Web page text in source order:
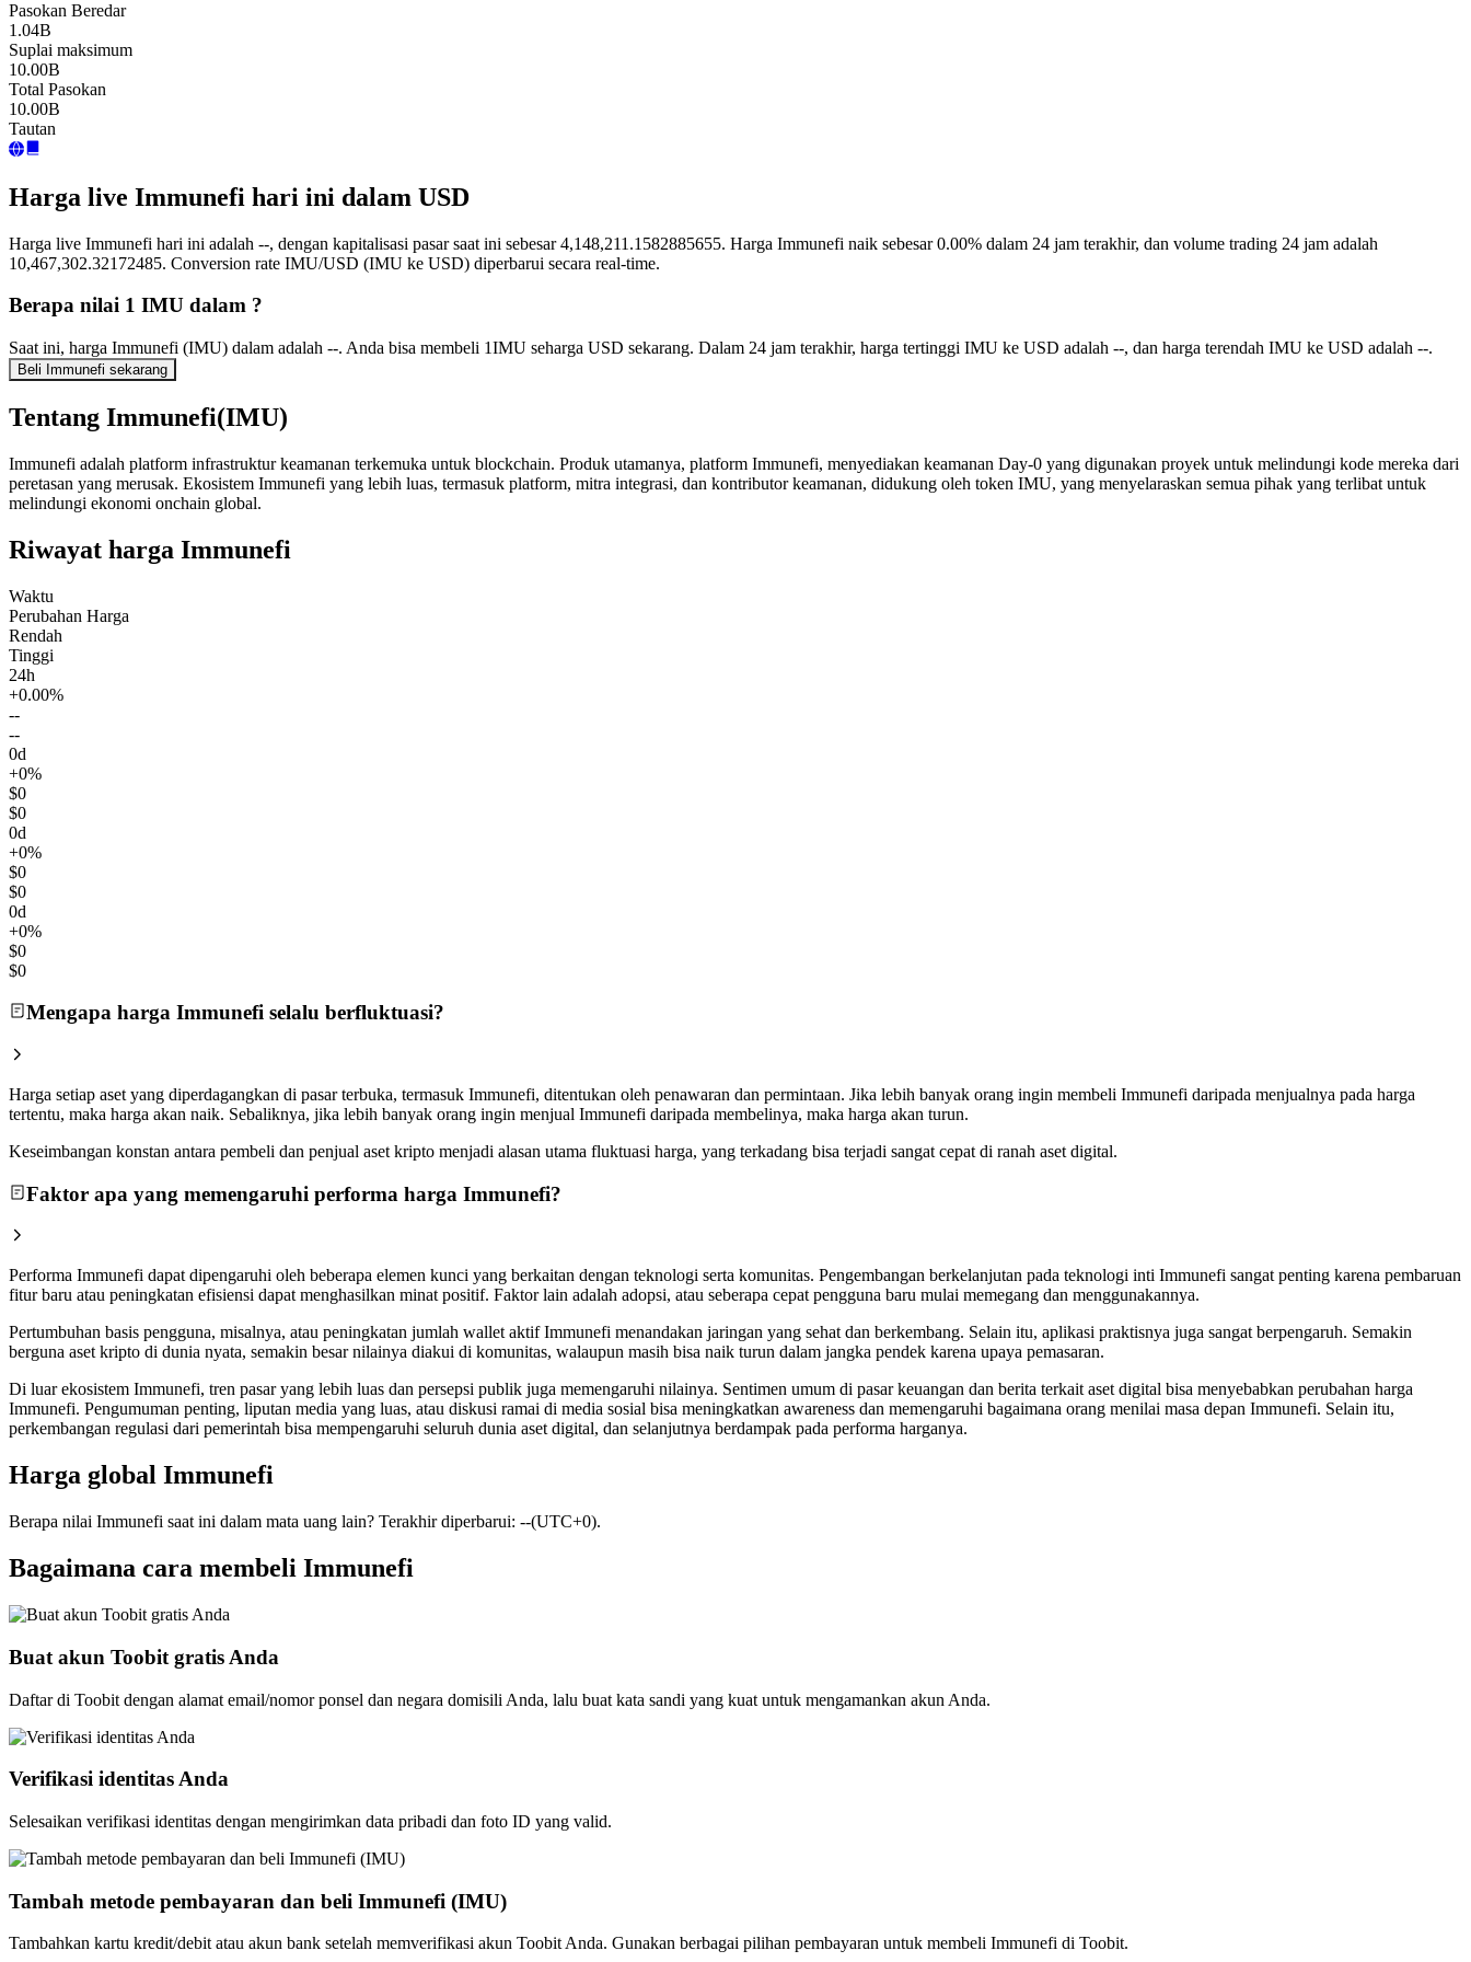
Pasokan Beredar
1.04B
Suplai maksimum
10.00B
Total Pasokan
10.00B
Tautan
Harga live Immunefi hari ini dalam USD
Harga live Immunefi hari ini adalah --, dengan kapitalisasi pasar saat ini sebesar 4,148,211.1582885655. Harga Immunefi naik sebesar 0.00% dalam 24 jam terakhir, dan volume trading 24 jam adalah
10,467,302.32172485. Conversion rate IMU/USD (IMU ke USD) diperbarui secara real-time.
Berapa nilai 1 IMU dalam ?
Saat ini, harga Immunefi (IMU) dalam adalah --. Anda bisa membeli 1IMU seharga USD sekarang. Dalam 24 jam terakhir, harga tertinggi IMU ke USD adalah --, dan harga terendah IMU ke USD adalah --.
Beli Immunefi sekarang
Tentang Immunefi(IMU)
Immunefi adalah platform infrastruktur keamanan terkemuka untuk blockchain. Produk utamanya, platform Immunefi, menyediakan keamanan Day-0 yang digunakan proyek untuk melindungi kode mereka dari
peretasan yang merusak. Ekosistem Immunefi yang lebih luas, termasuk platform, mitra integrasi, dan kontributor keamanan, didukung oleh token IMU, yang menyelaraskan semua pihak yang terlibat untuk
melindungi ekonomi onchain global.
Riwayat harga Immunefi
Waktu
Perubahan Harga
Rendah
Tinggi
24h
+0.00%
--
--
0d
+0%
$0
$0
0d
+0%
$0
$0
0d
+0%
$0
$0
Mengapa harga Immunefi selalu berfluktuasi?
Harga setiap aset yang diperdagangkan di pasar terbuka, termasuk Immunefi, ditentukan oleh penawaran dan permintaan. Jika lebih banyak orang ingin membeli Immunefi daripada menjualnya pada harga
tertentu, maka harga akan naik. Sebaliknya, jika lebih banyak orang ingin menjual Immunefi daripada membelinya, maka harga akan turun.
Keseimbangan konstan antara pembeli dan penjual aset kripto menjadi alasan utama fluktuasi harga, yang terkadang bisa terjadi sangat cepat di ranah aset digital.
Faktor apa yang memengaruhi performa harga Immunefi?
Performa Immunefi dapat dipengaruhi oleh beberapa elemen kunci yang berkaitan dengan teknologi serta komunitas. Pengembangan berkelanjutan pada teknologi inti Immunefi sangat penting karena pembaruan
fitur baru atau peningkatan efisiensi dapat menghasilkan minat positif. Faktor lain adalah adopsi, atau seberapa cepat pengguna baru mulai memegang dan menggunakannya.
Pertumbuhan basis pengguna, misalnya, atau peningkatan jumlah wallet aktif Immunefi menandakan jaringan yang sehat dan berkembang. Selain itu, aplikasi praktisnya juga sangat berpengaruh. Semakin
berguna aset kripto di dunia nyata, semakin besar nilainya diakui di komunitas, walaupun masih bisa naik turun dalam jangka pendek karena upaya pemasaran.
Di luar ekosistem Immunefi, tren pasar yang lebih luas dan persepsi publik juga memengaruhi nilainya. Sentimen umum di pasar keuangan dan berita terkait aset digital bisa menyebabkan perubahan harga
Immunefi. Pengumuman penting, liputan media yang luas, atau diskusi ramai di media sosial bisa meningkatkan awareness dan memengaruhi bagaimana orang menilai masa depan Immunefi. Selain itu,
perkembangan regulasi dari pemerintah bisa mempengaruhi seluruh dunia aset digital, dan selanjutnya berdampak pada performa harganya.
Harga global Immunefi
Berapa nilai Immunefi saat ini dalam mata uang lain? Terakhir diperbarui: --(UTC+0).
Bagaimana cara membeli Immunefi
Buat akun Toobit gratis Anda
Daftar di Toobit dengan alamat email/nomor ponsel dan negara domisili Anda, lalu buat kata sandi yang kuat untuk mengamankan akun Anda.
Verifikasi identitas Anda
Selesaikan verifikasi identitas dengan mengirimkan data pribadi dan foto ID yang valid.
Tambah metode pembayaran dan beli Immunefi (IMU)
Tambahkan kartu kredit/debit atau akun bank setelah memverifikasi akun Toobit Anda. Gunakan berbagai pilihan pembayaran untuk membeli Immunefi di Toobit.